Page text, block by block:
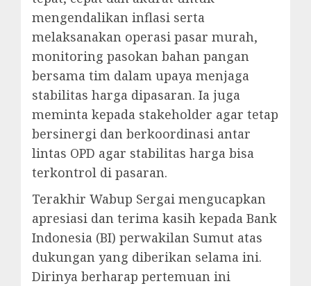
mengendalikan inflasi serta
melaksanakan operasi pasar murah,
monitoring pasokan bahan pangan
bersama tim dalam upaya menjaga
stabilitas harga dipasaran. Ia juga
meminta kepada stakeholder agar tetap
bersinergi dan berkoordinasi antar
lintas OPD agar stabilitas harga bisa
terkontrol di pasaran.
Terakhir Wabup Sergai mengucapkan
apresiasi dan terima kasih kepada Bank
Indonesia (BI) perwakilan Sumut atas
dukungan yang diberikan selama ini.
Dirinya berharap pertemuan ini